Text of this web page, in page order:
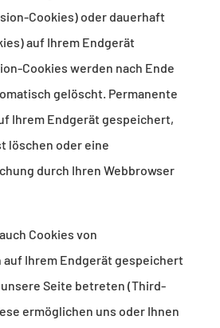
Cookies) oder dauerhaft
auf Ihrem Endgerät
Cookies werden nach Ende
gelöscht. Permanente
Ihrem Endgerät gespeichert,
löschen oder eine
durch Ihren Webbrowser
Cookies von
Ihrem Endgerät gespeichert
Seite betreten (Third-
ermöglichen uns oder Ihnen